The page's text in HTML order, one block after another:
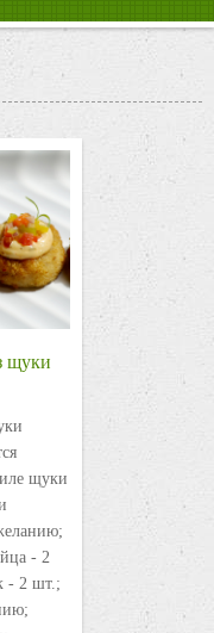
щуки
щуки
- 2
- 2 шт.;